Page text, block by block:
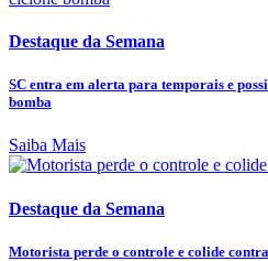
Destaque da Semana
SC entra em alerta para temporais e
bomba
Saiba Mais
Destaque da Semana
Motorista perde o controle e colide